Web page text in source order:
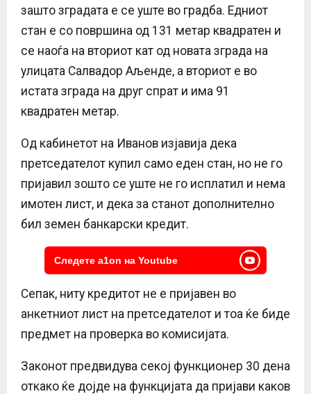
зашто зградата е се уште во градба. Едниот
стан е со површина од 131 метар квадратен и
се наоѓа на вториот кат од новата зграда на
улицата Салвадор Аљенде, а вториот е во
истата зграда на друг спрат и има 91
квадратен метар.
Од кабинетот на Иванов изјавија дека
претседателот купил само еден стан, но не го
пријавил зошто се уште не го исплатил и нема
имотен лист, и дека за станот дополнително
бил земен банкарски кредит.
Следете a1on на Youtube
Сепак, ниту кредитот не е пријавен во
анкетниот лист на претседателот и тоа ќе биде
предмет на проверка во комисијата.
Законот предвидува секој функционер 30 дена
откако ќе дојде на функцијата да пријави каков